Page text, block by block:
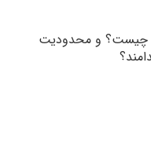
چیست؟ و محدودیت